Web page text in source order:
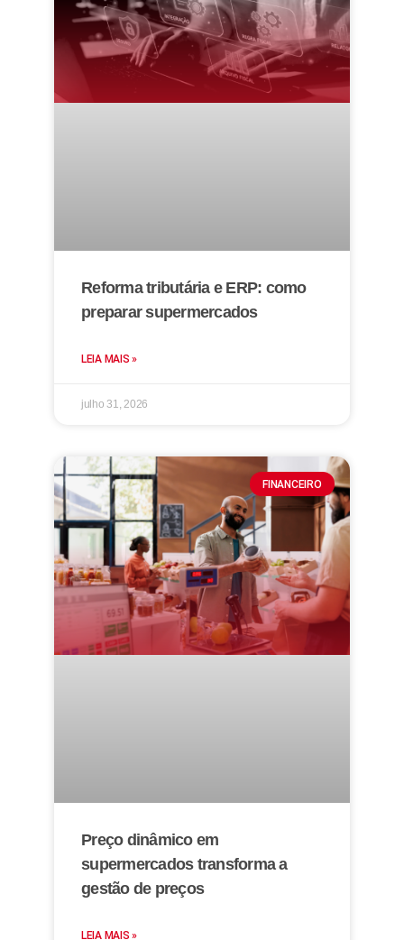
Reforma tributária e ERP: como
preparar supermercados
LEIA MAIS »
julho 31, 2026
FINANCEIRO
Preço dinâmico em
supermercados transforma a
gestão de preços
LEIA MAIS »